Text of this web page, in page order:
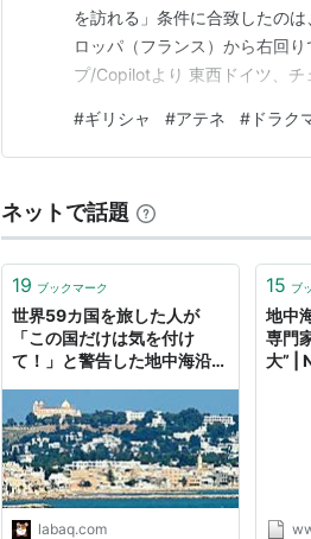
を訪れる」条件に合致したの
ロッパ（フランス）から右回
プ/Copilotより 東西ドイツ、チ
11月22日（土） 首都アテネ市
歩き方”記載の、”…
#ギリシャ #アテネ # ドラク
ネットで話題
19 ブックマーク
世界59カ国を旅した人が
「この国だけは気を付け
て！」と警告した地中海沿岸
labaq.com
15 ブ
地中
専門
大” |